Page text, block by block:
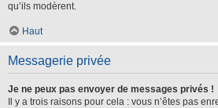
qu’ils modèrent.
Haut
Messagerie privée
Je ne peux pas envoyer de messages privés !
Il y a trois raisons pour cela : vous n’êtes pas